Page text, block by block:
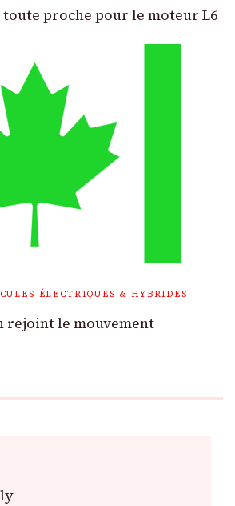
toute proche pour le moteur L6
ÉLECTRIQUES & HYBRIDES
rejoint le mouvement